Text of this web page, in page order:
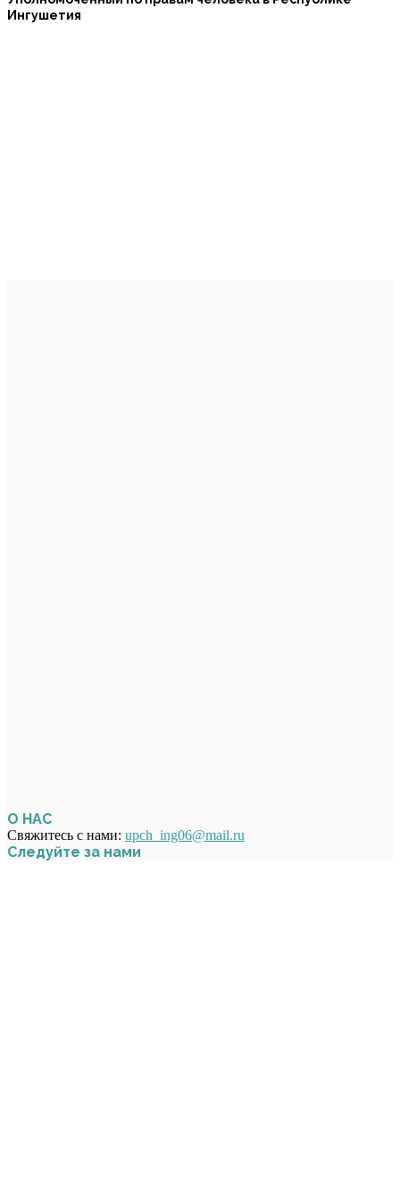
Ингушетия
О НАС
Свяжитесь с нами: upch_ing06@mail.ru
Следуйте за нами